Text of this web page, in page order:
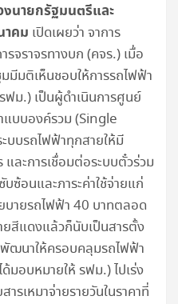
นายกรัฐมนตรีและ
าคม เปิดเผยว่า จาการ
จราจรทางบก (คจร.) เมื่อ
มีมติเห็นชอบให้การรถไฟฟ้า
ฟม.) เป็นผู้ดำเนินการศูนย์
แบบองค์รวม (Single
บรถไฟฟ้าทุกสายให้มี
และการเชื่อมต่อระบบตั๋วร่วม
อนและภาระค่าใช้จ่ายแก่
บายรถไฟฟ้า 40 บาทตลอด
สีแดงแล้วก็นับเป็นสารตั้ง
พัฒนาให้ครอบคลุมรถไฟฟ้า
มอบหมายให้ รฟม.) ไปเร่ง
รเหมาจ่ายรายวันในราคาที่